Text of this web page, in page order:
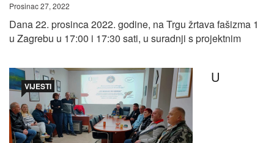
Prosinac 27, 2022
Dana 22. prosinca 2022. godine, na Trgu žrtava fašizma 1
u Zagrebu u 17:00 i 17:30 sati, u suradnji s projektnim
VIJESTI
U